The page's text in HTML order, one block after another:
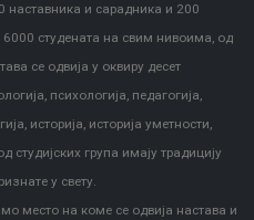
и сарадника и 200
студената на свим нивоима, од
се одвија у оквиру десет
психологија, педагогија,
историја, историја уметности,
студијских група имају традицију
у свету.
место на коме се одвија настава и